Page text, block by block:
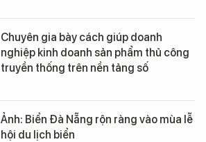
Chuyên gia bày cách giúp doanh
nghiệp kinh doanh sản phẩm thủ công
truyền thống trên nền tảng số
Ảnh: Biển Đà Nẵng rộn ràng vào mùa lễ
hội du lịch biển